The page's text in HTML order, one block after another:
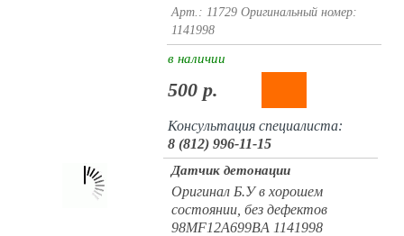
Арт.: 11729 Оригинальный номер:
1141998
в наличии
500 р.
Консультация специалиста:
8 (812) 996-11-15
Датчик детонации
Оригинал Б.У в хорошем
состоянии, без дефектов
98MF12A699BA 1141998